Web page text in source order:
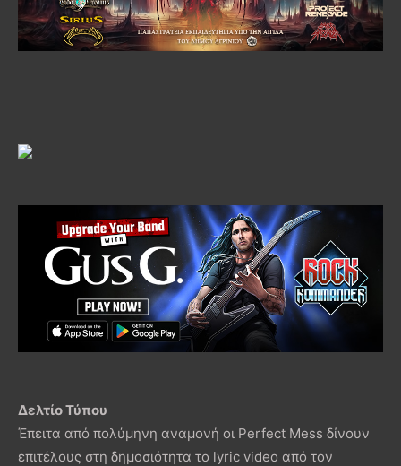
Δελτίο Τύπου
Έπειτα από πολύμηνη αναμονή οι Perfect Mess δίνουν
επιτέλους στη δημοσιότητα το lyric video από τον